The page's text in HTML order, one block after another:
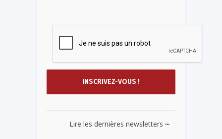
Lire les dernières newsletters ...